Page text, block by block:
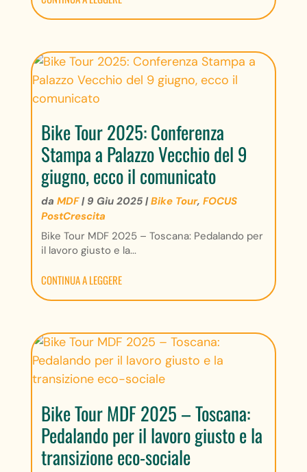
Bike Tour 2025: Conferenza
Stampa a Palazzo Vecchio del 9
giugno, ecco il comunicato
da MDF| 9 Giu 2025|Bike Tour, FOCUS
PostCrescita
Bike Tour MDF 2025 – Toscana: Pedalando per
il lavoro giusto e la...
CONTINUA A LEGGERE
Bike Tour MDF 2025 – Toscana:
Pedalando per il lavoro giusto e la
transizione eco-sociale